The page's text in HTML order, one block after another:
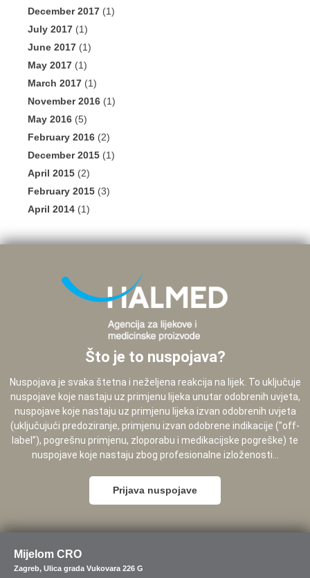
December 2017 (1)
July 2017 (1)
June 2017 (1)
May 2017 (1)
March 2017 (1)
November 2016 (1)
May 2016 (5)
February 2016 (2)
December 2015 (1)
April 2015 (2)
February 2015 (3)
April 2014 (1)
Što je to nuspojava?
Nuspojava je svaka štetna i neželjena reakcija na lijek. To uključuje
nuspojave koje nastaju uz primjenu lijeka unutar odobrenih uvjeta,
nuspojave koje nastaju uz primjenu lijeka izvan odobrenih uvjeta
(uključujući predoziranje, primjenu izvan odobrene indikacije (”off-
label”), pogrešnu primjenu, zloporabu i medikacijske pogreške) te
nuspojave koje nastaju zbog profesionalne izloženosti...
Prijava nuspojave
Mijelom CRO
Zagreb, Ulica grada Vukovara 226 G